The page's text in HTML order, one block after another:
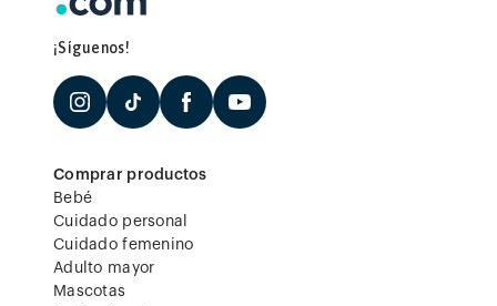
¡Síguenos!
Comprar productos
Bebé
Cuidado personal
Cuidado femenino
Adulto mayor
Mascotas